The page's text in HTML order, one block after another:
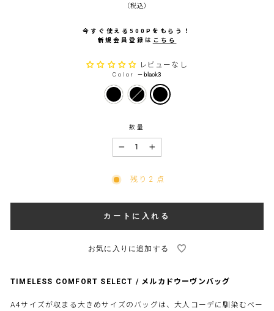
（税込）
今すぐ使える500Pをもらう！
新規会員登録は こちら
レビューなし
Color— black3
数量
残り 2 点
カートに入れる
TIMELESS COMFORT SELECT / メルカドウーヴンバッグ
A4サイズが収まる大きめサイズのバッグは、大人コーデに馴染むベー